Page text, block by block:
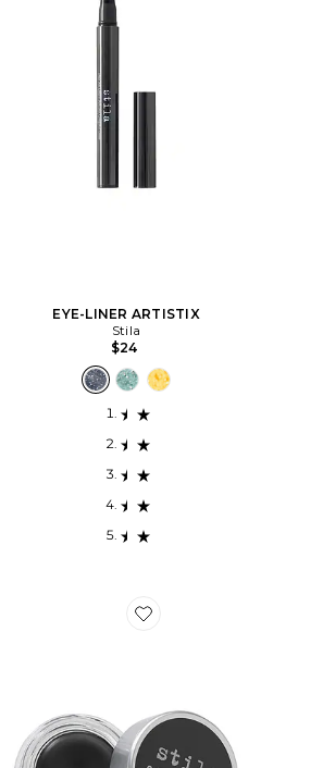
EYE-LINER ARTISTIX
Stila
$24
Favorite Smudge Pot